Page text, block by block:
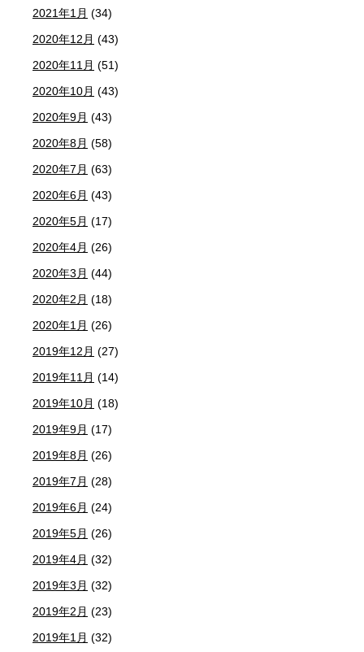
2021年1月 (34)
2020年12月 (43)
2020年11月 (51)
2020年10月 (43)
2020年9月 (43)
2020年8月 (58)
2020年7月 (63)
2020年6月 (43)
2020年5月 (17)
2020年4月 (26)
2020年3月 (44)
2020年2月 (18)
2020年1月 (26)
2019年12月 (27)
2019年11月 (14)
2019年10月 (18)
2019年9月 (17)
2019年8月 (26)
2019年7月 (28)
2019年6月 (24)
2019年5月 (26)
2019年4月 (32)
2019年3月 (32)
2019年2月 (23)
2019年1月 (32)